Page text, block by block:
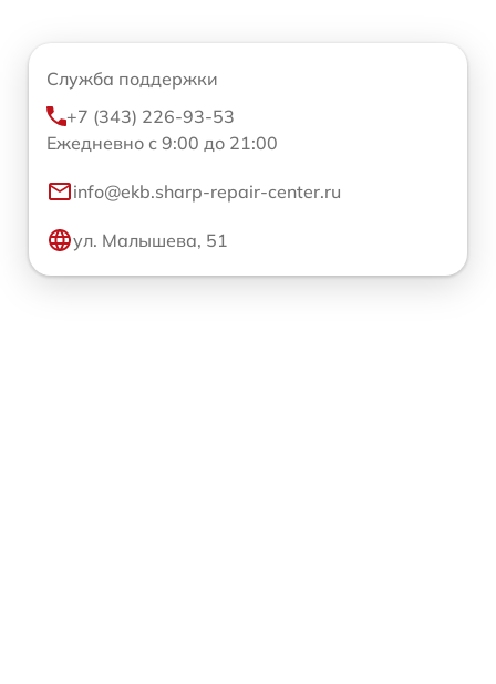
Служба поддержки
+7 (343) 226-93-53
Ежедневно с 9:00 до 21:00
info@ekb.sharp-repair-center.ru
ул. Малышева, 51